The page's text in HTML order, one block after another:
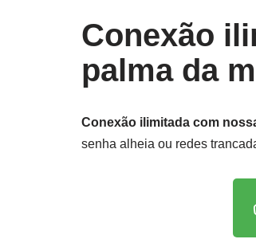
Conexão
palma da
Conexão ilimitada com
senha alheia ou redes